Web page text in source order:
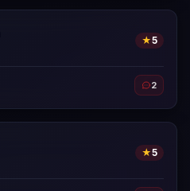
★5
2
★5